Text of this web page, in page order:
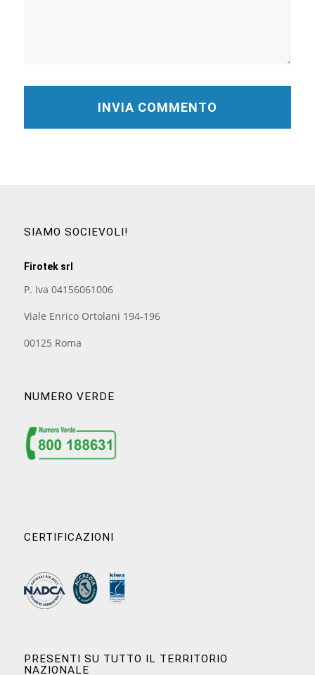
SIAMO SOCIEVOLI!
Firotek srl
P. Iva 04156061006
Viale Enrico Ortolani 194-196
00125 Roma
NUMERO VERDE
CERTIFICAZIONI
PRESENTI SU TUTTO IL TERRITORIO
NAZIONALE